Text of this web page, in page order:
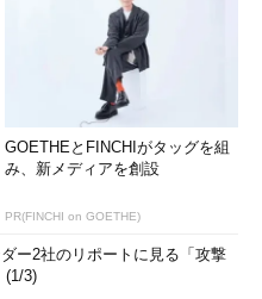
GOETHEとFINCHIがタッグを組
み、新メディアを創設
PR(FINCHI on GOETHE)
ー2社のリポートに見る「攻撃
(1/3)